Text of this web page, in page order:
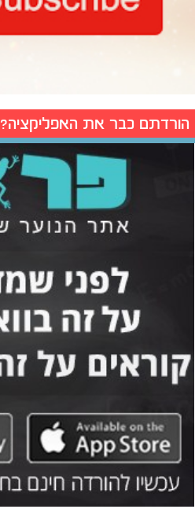
הורדתם כבר את האפליקציה?